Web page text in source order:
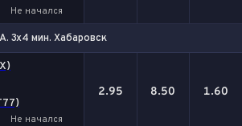
Не начался
3x4 мин. Хабаровск
Не начался
2.95 8.50 1.60